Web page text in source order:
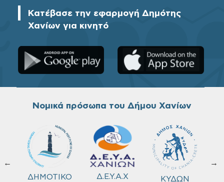
Κατέβασε την εφαρμογή Δημότης
Χανίων για κινητό
Νομικά πρόσωπα του Δήμου Χανίων
←
ΔΗΜΟΤΙΚΟ Δ.Ε.Υ.Α.Χ ΚΥΔΩΝ
→